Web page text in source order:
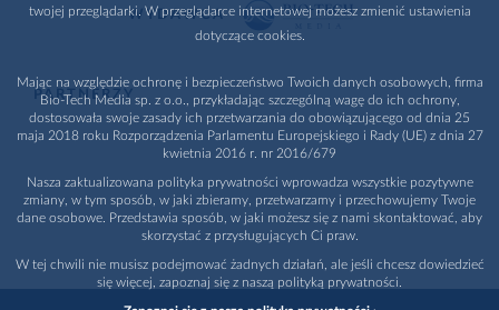
WYDAWCA
PARTNERZY
twojej przeglądarki. W przeglądarce internetowej możesz zmienić ustawienia
dotyczące cookies.
Mając na względzie ochronę i bezpieczeństwo Twoich danych osobowych, firma
Bio-Tech Media sp. z o.o., przykładając szczególną wagę do ich ochrony,
dostosowała swoje zasady ich przetwarzania do obowiązującego od dnia 25
maja 2018 roku Rozporządzenia Parlamentu Europejskiego i Rady (UE) z dnia 27
kwietnia 2016 r. nr 2016/679
Nasza zaktualizowana polityka prywatności wprowadza wszystkie pozytywne
zmiany, w tym sposób, w jaki zbieramy, przetwarzamy i przechowujemy Twoje
dane osobowe. Przedstawia sposób, w jaki możesz się z nami skontaktować, aby
skorzystać z przysługujących Ci praw.
W tej chwili nie musisz podejmować żadnych działań, ale jeśli chcesz dowiedzieć
się więcej, zapoznaj się z naszą polityką prywatności.